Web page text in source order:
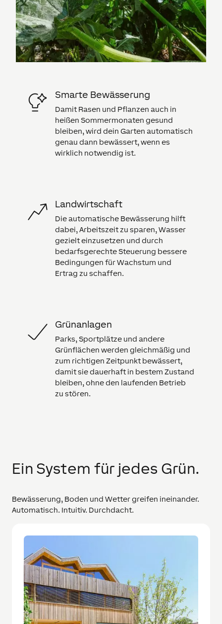
Smarte Bewässerung
Damit Rasen und Pflanzen auch in
heißen Sommermonaten gesund
bleiben, wird dein Garten automatisch
genau dann bewässert, wenn es
wirklich notwendig ist.
Landwirtschaft
Die automatische Bewässerung hilft
dabei, Arbeitszeit zu sparen, Wasser
gezielt einzusetzen und durch
bedarfsgerechte Steuerung bessere
Bedingungen für Wachstum und
Ertrag zu schaffen.
Grünanlagen
Parks, Sportplätze und andere
Grünflächen werden gleichmäßig und
zum richtigen Zeitpunkt bewässert,
damit sie dauerhaft in bestem Zustand
bleiben, ohne den laufenden Betrieb
zu stören.
Ein System für jedes Grün.
Bewässerung, Boden und Wetter greifen ineinander.
Automatisch. Intuitiv. Durchdacht.